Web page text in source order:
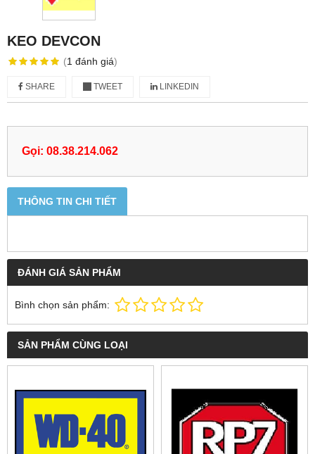
KEO DEVCON
(1 đánh giá)
SHARE TWEET LINKEDIN
Gọi: 08.38.214.062
THÔNG TIN CHI TIẾT
ĐÁNH GIÁ SẢN PHẨM
Bình chọn sản phẩm:
SẢN PHẨM CÙNG LOẠI